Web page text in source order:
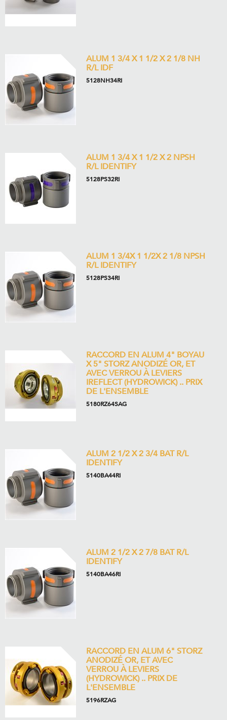
ALUM 1 3/4 X 1 1/2 X 2 1/8 NH
R/L IDF
5128NH34RI
ALUM 1 3/4 X 1 1/2 X 2 NPSH
R/L IDENTIFY
5128PS32RI
ALUM 1 3/4X 1 1/2X 2 1/8 NPSH
R/L IDENTIFY
5128PS34RI
RACCORD EN ALUM 4" BOYAU
X 5" STORZ ANODIZÉ OR, ET
AVEC VERROU À LEVIERS
IREFLECT (HYDROWICK) .. PRIX
DE L'ENSEMBLE
5180RZ64SAG
ALUM 2 1/2 X 2 3/4 BAT R/L
IDENTIFY
5140BA44RI
ALUM 2 1/2 X 2 7/8 BAT R/L
IDENTIFY
5140BA46RI
RACCORD EN ALUM 6" STORZ
ANODIZÉ OR, ET AVEC
VERROU À LEVIERS
(HYDROWICK) .. PRIX DE
L'ENSEMBLE
5196RZAG